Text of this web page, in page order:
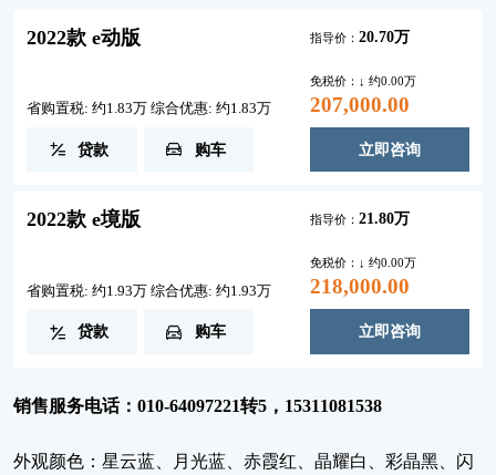
2022款 e动版 指导价：20.70万
省购置税: 约1.83万 综合优惠: 约1.83万
免税价：↓ 约0.00万
207,000.00
贷款 购车 立即咨询
2022款 e境版 指导价：21.80万
省购置税: 约1.93万 综合优惠: 约1.93万
免税价：↓ 约0.00万
218,000.00
贷款 购车 立即咨询
销售服务电话：010-64097221转5，15311081538
外观颜色：星云蓝、月光蓝、赤霞红、晶耀白、彩晶黑、闪